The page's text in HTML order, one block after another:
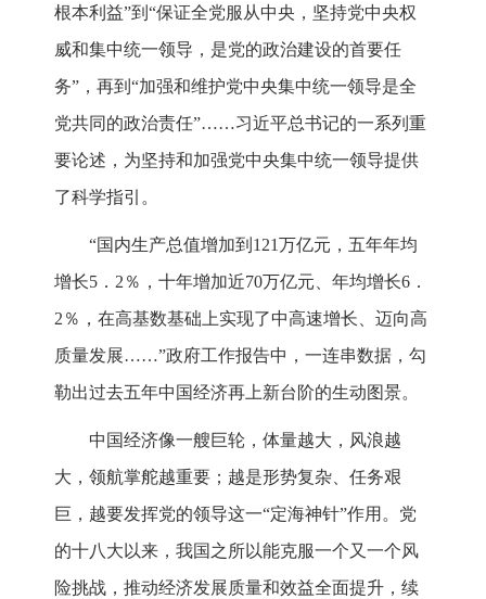
根本利益”到“保证全党服从中央，坚持党中央权
威和集中统一领导，是党的政治建设的首要任
务”，再到“加强和维护党中央集中统一领导是全
党共同的政治责任”……习近平总书记的一系列重
要论述，为坚持和加强党中央集中统一领导提供
了科学指引。
“国内生产总值增加到121万亿元，五年年均
增长5．2％，十年增加近70万亿元、年均增长6．
2％，在高基数基础上实现了中高速增长、迈向高
质量发展……”政府工作报告中，一连串数据，勾
勒出过去五年中国经济再上新台阶的生动图景。
中国经济像一艘巨轮，体量越大，风浪越
大，领航掌舵越重要；越是形势复杂、任务艰
巨，越要发挥党的领导这一“定海神针”作用。党
的十八大以来，我国之所以能克服一个又一个风
险挑战，推动经济发展质量和效益全面提升，续